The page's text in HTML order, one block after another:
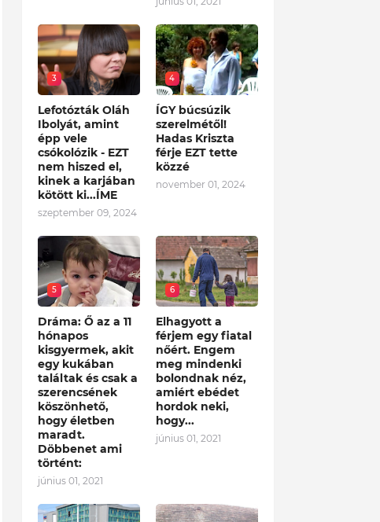
3
Lefotózták Oláh
Ibolyát, amint
épp vele
csókolózik - EZT
nem hiszed el,
kinek a karjában
kötött ki...ÍME
szeptember 09, 2024
4
ÍGY búcsúzik
szerelmétől!
Hadas Kriszta
férje EZT tette
közzé
november 01, 2024
5
Dráma: Ő az a 11
hónapos
kisgyermek, akit
egy kukában
találtak és csak a
szerencsének
köszönhető,
hogy életben
maradt.
Döbbenet ami
történt:
június 01, 2021
6
Elhagyott a
férjem egy fiatal
nőért. Engem
meg mindenki
bolondnak néz,
amiért ebédet
hordok neki,
hogy...
június 01, 2021